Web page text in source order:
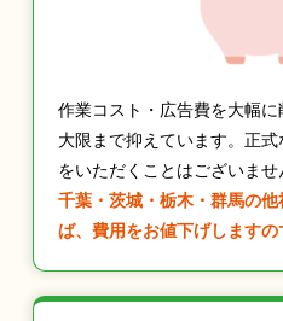
作業コスト・広告費を大幅
大限まで抑えています。正
をいただくことはございませ
千葉・茨城・栃木・群馬の
ば、費用をお値下げしますの